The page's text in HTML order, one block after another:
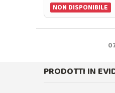
NON DISPONIBILE
PRODOTTI IN